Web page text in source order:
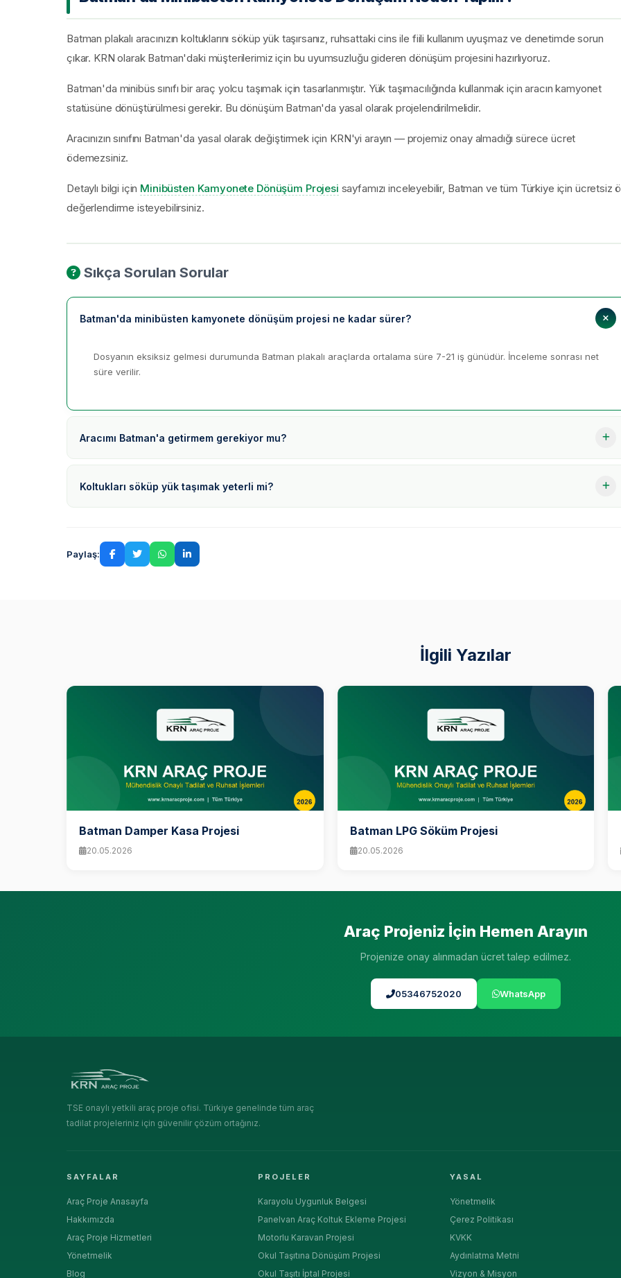
Batman plakalı aracınızın koltuklarını söküp yük taşırsanız, ruhsattaki cins ile fiili kullanım uyuşmaz ve denetimde sorun
çıkar. KRN olarak Batman'daki müşterilerimiz için bu uyumsuzluğu gideren dönüşüm projesini hazırlıyoruz.
Batman'da minibüs sınıfı bir araç yolcu taşımak için tasarlanmıştır. Yük taşımacılığında kullanmak için aracın kamyonet
statüsüne dönüştürülmesi gerekir. Bu dönüşüm Batman'da yasal olarak projelendirilmelidir.
Aracınızın sınıfını Batman'da yasal olarak değiştirmek için KRN'yi arayın — projemiz onay almadığı sürece ücret
ödemezsiniz.
Detaylı bilgi için Minibüsten Kamyonete Dönüşüm Projesi sayfamızı inceleyebilir, Batman ve tüm Türkiye için ücretsiz
değerlendirme isteyebilirsiniz.
Sıkça Sorulan Sorular
Batman'da minibüsten kamyonete dönüşüm projesi ne kadar sürer?
Dosyanın eksiksiz gelmesi durumunda Batman plakalı araçlarda ortalama süre 7-21 iş günüdür. İnceleme sonrası net
süre verilir.
Aracımı Batman'a getirmem gerekiyor mu?
Koltukları söküp yük taşımak yeterli mi?
Paylaş:
İlgili Yazılar
Batman Damper Kasa Projesi
20.05.2026
Batman LPG Söküm Projesi
20.05.2026
Araç Projeniz İçin Hemen Arayın
Projenize onay alınmadan ücret talep edilmez.
05346752020 WhatsApp
TSE onaylı yetkili araç proje ofisi. Türkiye genelinde tüm araç
tadilat projeleriniz için güvenilir çözüm ortağınız.
SAYFALAR
Araç Proje Anasayfa
Hakkımızda
Araç Proje Hizmetleri
Yönetmelik
Blog
PROJELER
Karayolu Uygunluk Belgesi
Panelvan Araç Koltuk Ekleme Projesi
Motorlu Karavan Projesi
Okul Taşıtına Dönüşüm Projesi
Okul Taşıtı İptal Projesi
YASAL
Yönetmelik
Çerez Politikası
KVKK
Aydınlatma Metni
Vizyon & Misyon